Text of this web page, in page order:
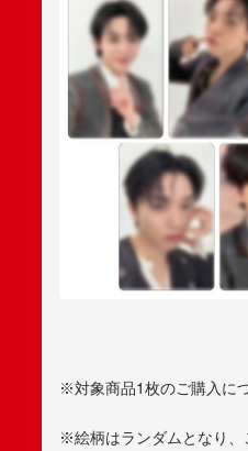
※対象商品1枚のご購入に
※絵柄はランダムとなり